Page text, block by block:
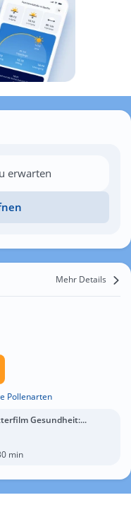
erwarten
Mehr Details
Pollenarten
Gesundheit:...
min